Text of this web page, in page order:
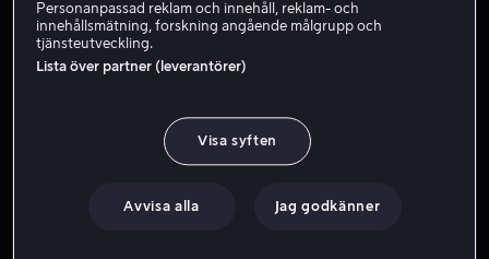
Köp 109 kr
Den vackra Lady Guinevere har lovat att gifta sig med
Den vackra Lady Guinevere har lovat att gifta sig med
Kung Arthur av Camelot. Hon gör det inte bara för att
hans armé beskyddar hennes land från den grymme
Personanpassad reklam och innehåll, reklam- och
innehållsmätning, forskning angående målgrupp och
tjänsteutveckling.
Lista över partner (leverantörer)
Visa syften
Avvisa alla Jag godkänner